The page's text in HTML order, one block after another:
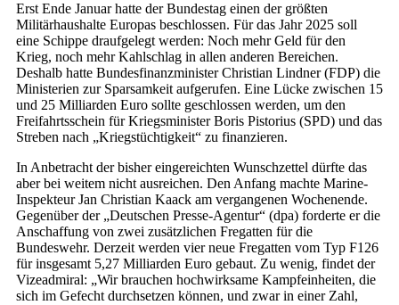
Erst Ende Januar hatte der Bundestag einen der größten
Militärhaushalte Europas beschlossen. Für das Jahr 2025 soll
eine Schippe draufgelegt werden: Noch mehr Geld für den
Krieg, noch mehr Kahlschlag in allen anderen Bereichen.
Deshalb hatte Bundesfinanzminister Christian Lindner (FDP) die
Ministerien zur Sparsamkeit aufgerufen. Eine Lücke zwischen 15
und 25 Milliarden Euro sollte geschlossen werden, um den
Freifahrtsschein für Kriegsminister Boris Pistorius (SPD) und das
Streben nach „Kriegstüchtigkeit“ zu finanzieren.
In Anbetracht der bisher eingereichten Wunschzettel dürfte das
aber bei weitem nicht ausreichen. Den Anfang machte Marine-
Inspekteur Jan Christian Kaack am vergangenen Wochenende.
Gegenüber der „Deutschen Presse-Agentur“ (dpa) forderte er die
Anschaffung von zwei zusätzlichen Fregatten für die
Bundeswehr. Derzeit werden vier neue Fregatten vom Typ F126
für insgesamt 5,27 Milliarden Euro gebaut. Zu wenig, findet der
Vizeadmiral: „Wir brauchen hochwirksame Kampfeinheiten, die
sich im Gefecht durchsetzen können, und zwar in einer Zahl,